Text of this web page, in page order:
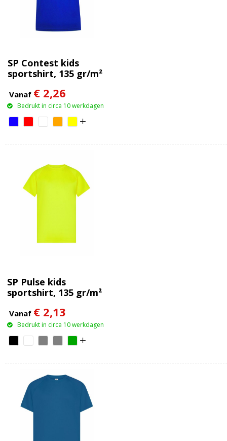
SP Contest kids
sportshirt, 135 gr/m²
Vanaf € 2,26
Bedrukt in circa 10 werkdagen
SP Pulse kids
sportshirt, 135 gr/m²
Vanaf € 2,13
Bedrukt in circa 10 werkdagen